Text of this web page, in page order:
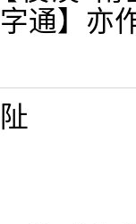
通】亦
阯